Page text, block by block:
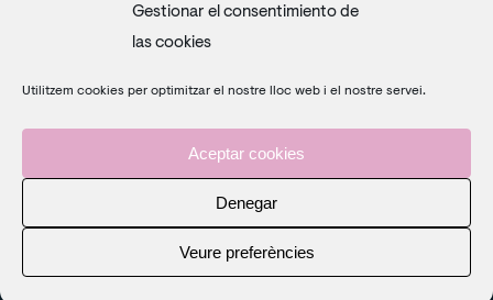
Gestionar el consentimiento de
las cookies
Utilitzem cookies per optimitzar el nostre lloc web i el nostre servei.
Aceptar cookies
Denegar
Veure preferències
Política de cookies
Search